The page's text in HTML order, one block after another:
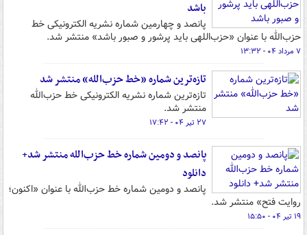
باشد
پانصد و چهارمین شماره نشریه الکترونیکی خط
حزب‌الله با عنوان «حزب‌اللهی باید پرشور و صبور باشد» منتشر شد.
۷ مرداد ۰۴ - ۱۳:۳۲
تازه‌ترین شماره «خط‌ حزب‌الله» منتشر شد
تازه‌ترین شماره نشریه الکترونیکی خط‌ حزب‌الله
منتشر شد.
۲۷ تیر ۰۴ - ۱۷:۴۲
پانصد و دومین شماره خط حزب‌الله منتشر شد+
دانلود
پانصد و دومین شماره خط حزب‌الله با عنوان «اکنون؛
روایت فتح» منتشر شد.
۱۹ تیر ۰۴ - ۱۵:۵۰